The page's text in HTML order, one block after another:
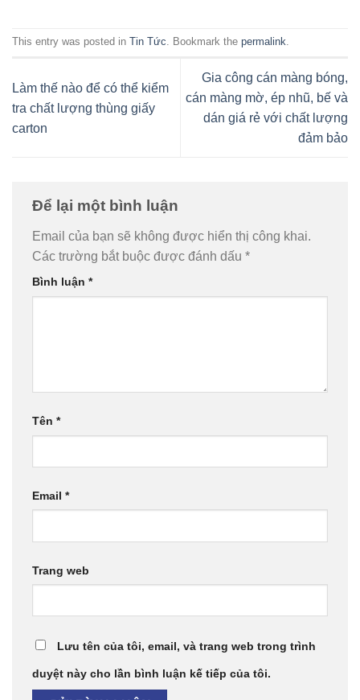
This entry was posted in Tin Tức. Bookmark the permalink.
Làm thế nào để có thể kiểm
tra chất lượng thùng giấy
carton
Gia công cán màng bóng,
cán màng mờ, ép nhũ, bế và
dán giá rẻ với chất lượng
đảm bảo
Để lại một bình luận
Email của bạn sẽ không được hiển thị công khai.
Các trường bắt buộc được đánh dấu *
Bình luận *
Tên *
Email *
Trang web
Lưu tên của tôi, email, và trang web trong trình
duyệt này cho lần bình luận kế tiếp của tôi.